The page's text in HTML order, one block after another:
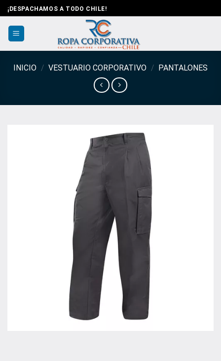
Saltar
al
contenido
¡DESPACHAMOS A TODO CHILE!
INICIO / VESTUARIO CORPORATIVO / PANTALONES